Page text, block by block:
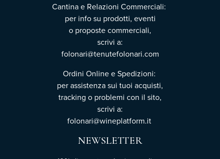
Cantina e Relazioni Commerciali:
per info su prodotti, eventi
o proposte commerciali,
scrivi a:
folonari@tenutefolonari.com
Ordini Online e Spedizioni:
per assistenza sui tuoi acquisti,
tracking o problemi con il sito,
scrivi a:
folonari@wineplatform.it
NEWSLETTER